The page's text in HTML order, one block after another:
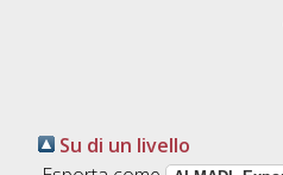
Su di un livello